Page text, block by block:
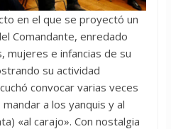
en el que se proyectó un
Comandante, enredado
mujeres e infancias de su
su actividad
convocar varias veces
a los yanquis y al
«al carajo». Con nostalgia